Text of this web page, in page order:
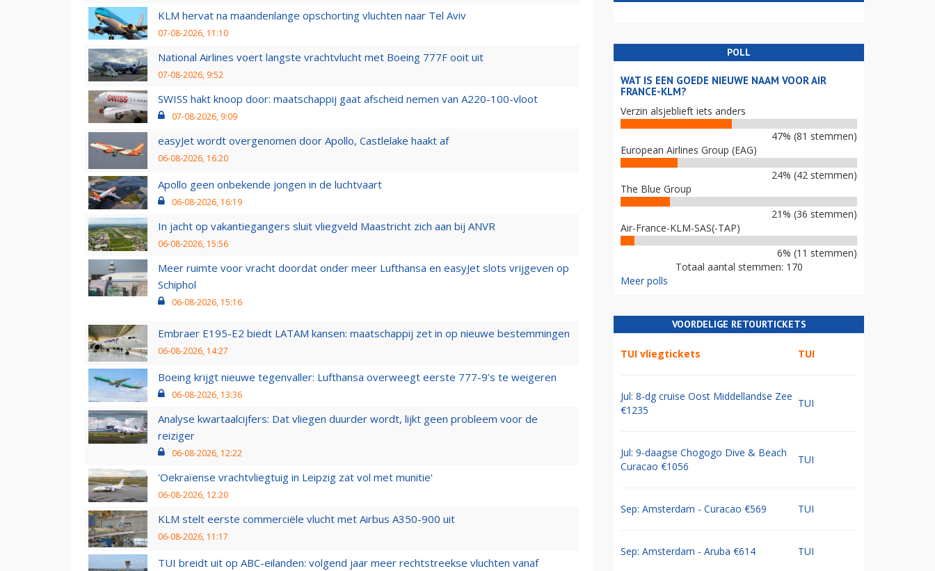
KLM hervat na maandenlange opschorting vluchten naar Tel Aviv
07-08-2026, 11:10
National Airlines voert langste vrachtvlucht met Boeing 777F ooit uit
07-08-2026, 9:52
SWISS hakt knoop door: maatschappij gaat afscheid nemen van A220-100-vloot
07-08-2026, 9:09
easyJet wordt overgenomen door Apollo, Castlelake haakt af
06-08-2026, 16:20
Apollo geen onbekende jongen in de luchtvaart
06-08-2026, 16:19
In jacht op vakantiegangers sluit vliegveld Maastricht zich aan bij ANVR
06-08-2026, 15:56
Meer ruimte voor vracht doordat onder meer Lufthansa en easyJet slots vrijgeven op
Schiphol
06-08-2026, 15:16
Embraer E195-E2 biedt LATAM kansen: maatschappij zet in op nieuwe bestemmingen
06-08-2026, 14:27
Boeing krijgt nieuwe tegenvaller: Lufthansa overweegt eerste 777-9’s te weigeren
06-08-2026, 13:36
Analyse kwartaalcijfers: Dat vliegen duurder wordt, lijkt geen probleem voor de
reiziger
06-08-2026, 12:22
'Oekraïense vrachtvliegtuig in Leipzig zat vol met munitie'
06-08-2026, 12:20
KLM stelt eerste commerciële vlucht met Airbus A350-900 uit
06-08-2026, 11:17
TUI breidt uit op ABC-eilanden: volgend jaar meer rechtstreekse vluchten vanaf
POLL
WAT IS EEN GOEDE NIEUWE NAAM VOOR AIR
FRANCE-KLM?
Verzin alsjeblieft iets anders
47% (81 stemmen)
European Airlines Group (EAG)
24% (42 stemmen)
The Blue Group
21% (36 stemmen)
Air-France-KLM-SAS(-TAP)
6% (11 stemmen)
Totaal aantal stemmen: 170
Meer polls
VOORDELIGE RETOURTICKETS
TUI vliegtickets TUI
Jul: 8-dg cruise Oost Middellandse Zee
€1235
TUI
Jul: 9-daagse Chogogo Dive & Beach
Curacao €1056
TUI
Sep: Amsterdam - Curacao €569 TUI
Sep: Amsterdam - Aruba €614 TUI